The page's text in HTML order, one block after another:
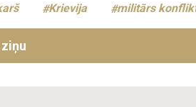
Krievija militārs